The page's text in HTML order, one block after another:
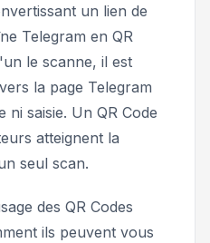
un lien de
Telegram en QR
le scanne, il est
la page Telegram
saisie. Un QR Code
atteignent la
seul scan.
des QR Codes
ils peuvent vous